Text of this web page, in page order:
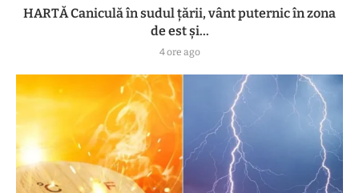
HARTĂ Caniculă în sudul țării, vânt puternic în zona
de est și...
4 ore ago